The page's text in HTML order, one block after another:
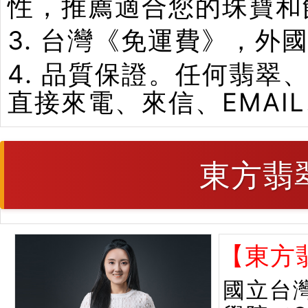
性，推薦適合您的珠寶
3. 台灣《免運費》，外
4. 品質保證。任何翡翠
直接來電、來信、
東方翡
【東
國立台